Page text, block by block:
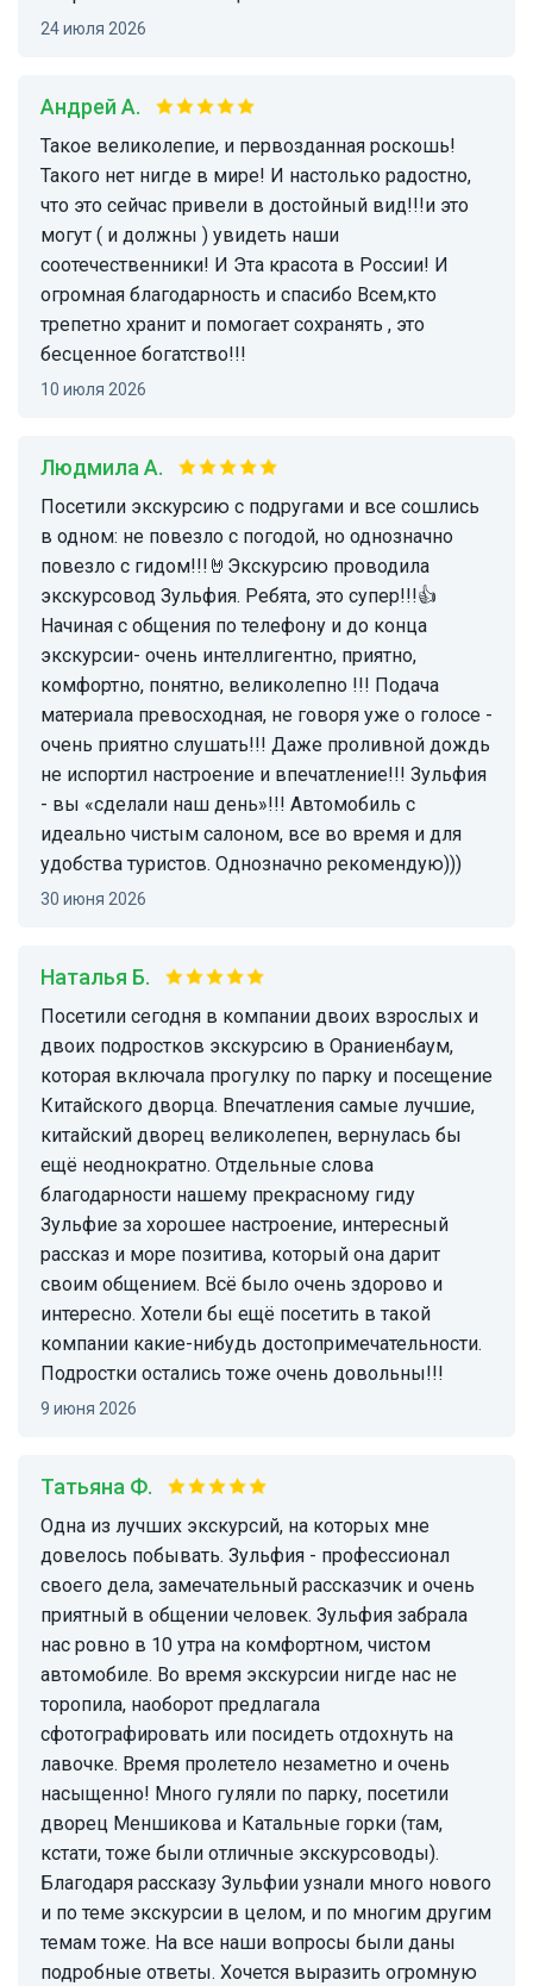
24 июля 2026
Андрей А.
Такое великолепие, и первозданная роскошь!
Такого нет нигде в мире! И настолько радостно,
что это сейчас привели в достойный вид!!!и это
могут ( и должны ) увидеть наши
соотечественники! И Эта красота в России! И
огромная благодарность и спасибо Всем,кто
трепетно хранит и помогает сохранять , это
бесценное богатство!!!
10 июля 2026
Людмила А.
Посетили экскурсию с подругами и все сошлись
в одном: не повезло с погодой, но однозначно
повезло с гидом!!!🤘Экскурсию проводила
экскурсовод Зульфия. Ребята, это супер!!!👍
Начиная с общения по телефону и до конца
экскурсии- очень интеллигентно, приятно,
комфортно, понятно, великолепно !!! Подача
материала превосходная, не говоря уже о голосе -
очень приятно слушать!!! Даже проливной дождь
не испортил настроение и впечатление!!! Зульфия
- вы «сделали наш день»!!! Автомобиль с
идеально чистым салоном, все во время и для
удобства туристов. Однозначно рекомендую)))
30 июня 2026
Наталья Б.
Посетили сегодня в компании двоих взрослых и
двоих подростков экскурсию в Ораниенбаум,
которая включала прогулку по парку и посещение
Китайского дворца. Впечатления самые лучшие,
китайский дворец великолепен, вернулась бы
ещё неоднократно. Отдельные слова
благодарности нашему прекрасному гиду
Зульфие за хорошее настроение, интересный
рассказ и море позитива, который она дарит
своим общением. Всё было очень здорово и
интересно. Хотели бы ещё посетить в такой
компании какие-нибудь достопримечательности.
Подростки остались тоже очень довольны!!!
9 июня 2026
Татьяна Ф.
Одна из лучших экскурсий, на которых мне
довелось побывать. Зульфия - профессионал
своего дела, замечательный рассказчик и очень
приятный в общении человек. Зульфия забрала
нас ровно в 10 утра на комфортном, чистом
автомобиле. Во время экскурсии нигде нас не
торопила, наоборот предлагала
сфотографировать или посидеть отдохнуть на
лавочке. Время пролетело незаметно и очень
насыщенно! Много гуляли по парку, посетили
дворец Меншикова и Катальные горки (там,
кстати, тоже были отличные экскурсоводы).
Благодаря рассказу Зульфии узнали много нового
и по теме экскурсии в целом, и по многим другим
темам тоже. На все наши вопросы были даны
подробные ответы. Хочется выразить огромную